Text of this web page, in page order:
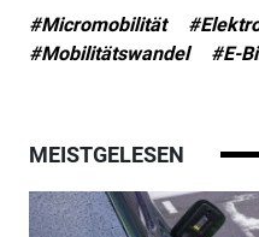
#Micromobilität
#Mobilitätswandel
#E-
MEISTGELESEN